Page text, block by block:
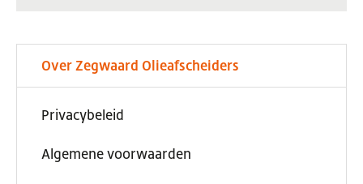
Over Zegwaard Olieafscheiders
Privacybeleid
Algemene voorwaarden